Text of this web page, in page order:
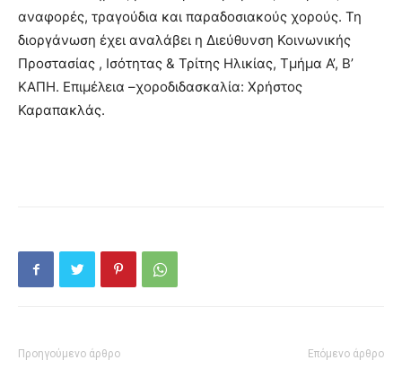
αναφορές, τραγούδια και παραδοσιακούς χορούς. Τη
διοργάνωση έχει αναλάβει η Διεύθυνση Κοινωνικής
Προστασίας , Ισότητας & Τρίτης Ηλικίας, Τμήμα Α’, Β’
ΚΑΠΗ. Επιμέλεια –χοροδιδασκαλία: Χρήστος
Καραπακλάς.
Προηγούμενο άρθρο Επόμενο άρθρο